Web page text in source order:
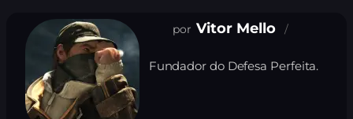
Vitor Mello
Fundador do Defesa Perfeita.